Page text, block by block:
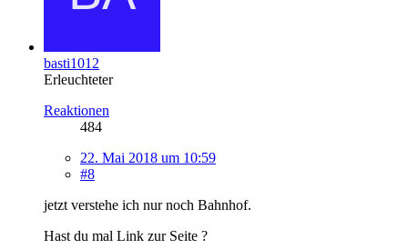
basti1012
Erleuchteter
Reaktionen
484
22. Mai 2018 um 10:59
#8
jetzt verstehe ich nur noch Bahnhof.
Hast du mal Link zur Seite ?